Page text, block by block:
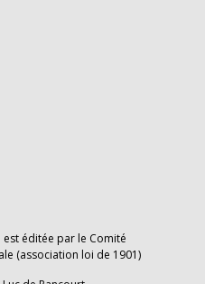
est éditée par le Comité
(association loi de 1901)